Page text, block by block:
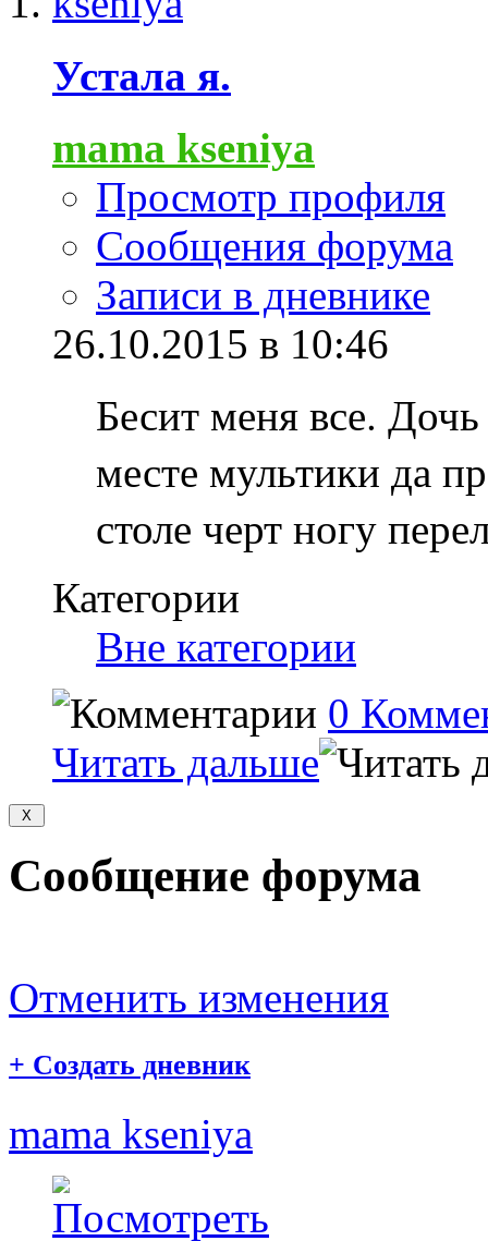
Устала я.
mama kseniya
Просмотр профиля
Сообщения форума
Записи в дневнике
26.10.2015 в 10:46
Бесит меня все. Дочь
месте мультики да
столе черт ногу
Категории
Вне категории
0
Читать дальше
Сообщение форума
Отменить изменения
+ Создать дневник
mama kseniya